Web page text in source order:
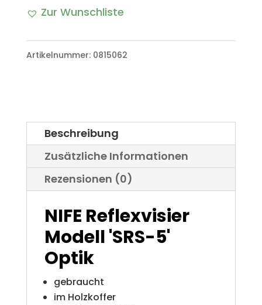
Modell
5'
Geschütz
Menge
Zur Wunschliste
l
r
n
a
Artikelnummer: 0815062
Beschreibung
Zusätzliche Informationen
Rezensionen (0)
NIFE Reflexvisier
Modell 'SRS-5'
Optik
gebraucht
im Holzkoffer